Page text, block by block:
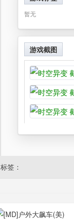
暂无
游戏截图
标签：